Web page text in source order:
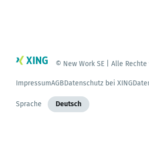
© New Work SE | Alle
ImpressumAGBDatenschutz bei XING
Sprache Deutsch